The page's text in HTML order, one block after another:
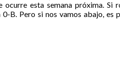
esta semana próxima. Si
B. Pero si nos vamos abajo, es